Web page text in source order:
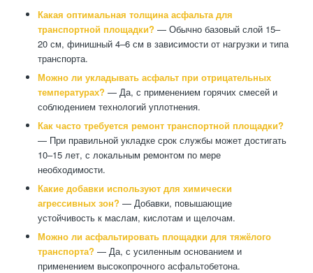
Какая оптимальная толщина асфальта для
транспортной площадки? — Обычно базовый слой 15–
20 см, финишный 4–6 см в зависимости от нагрузки и типа
транспорта.
Можно ли укладывать асфальт при отрицательных
температурах? — Да, с применением горячих смесей и
соблюдением технологий уплотнения.
Как часто требуется ремонт транспортной площадки?
— При правильной укладке срок службы может достигать
10–15 лет, с локальным ремонтом по мере
необходимости.
Какие добавки используют для химически
агрессивных зон? — Добавки, повышающие
устойчивость к маслам, кислотам и щелочам.
Можно ли асфальтировать площадки для тяжёлого
транспорта? — Да, с усиленным основанием и
применением высокопрочного асфальтобетона.